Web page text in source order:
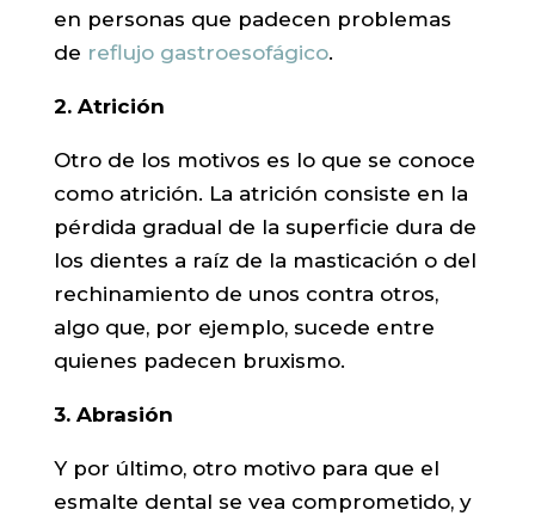
en personas que padecen problemas
de reflujo gastroesofágico.
2. Atrición
Otro de los motivos es lo que se conoce
como atrición. La atrición consiste en la
pérdida gradual de la superficie dura de
los dientes a raíz de la masticación o del
rechinamiento de unos contra otros,
algo que, por ejemplo, sucede entre
quienes padecen bruxismo.
3. Abrasión
Y por último, otro motivo para que el
esmalte dental se vea comprometido, y